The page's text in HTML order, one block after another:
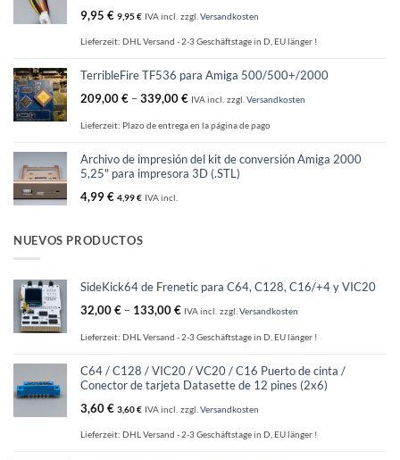
9,95 € 9,95€ IVA incl. zzgl. Versandkosten
Lieferzeit: DHL Versand - 2-3 Geschäftstage in D, EU länger !
TerribleFire TF536 para Amiga 500/500+/2000
209,00€ –339,00€ IVA incl. zzgl. Versandkosten
Lieferzeit: Plazo de entrega en la página de pago
Archivo de impresión del kit de conversión Amiga 2000
5,25" para impresora 3D (.STL)
4,99€ 4,99€ IVA incl.
NUEVOS PRODUCTOS
SideKick64 de Frenetic para C64, C128, C16/+4 y VIC20
32,00€ – 133,00€ IVA incl. zzgl.Versandkosten
Lieferzeit: DHL Versand - 2-3 Geschäftstage in D, EU länger !
C64 / C128 / VIC20 / VC20 / C16 Puerto de cinta /
Conector de tarjeta Datasette de 12 pines (2x6)
3,60€ 3,60€ IVA incl. zzgl. Versandkosten
Lieferzeit: DHL Versand - 2-3 Geschäftstage in D, EU länger !